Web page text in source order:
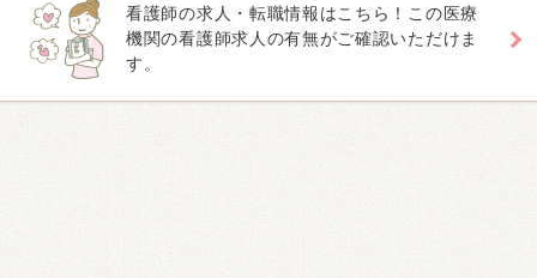
看護師の求人・転職情報はこちら！この医療
機関の看護師求人の有無がご確認いただけま
す。